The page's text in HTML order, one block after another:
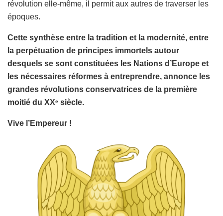
révolution elle-même, il permit aux autres de traverser les
époques.
Cette synthèse entre la tradition et la modernité, entre
la perpétuation de principes immortels autour
desquels se sont constituées les Nations d’Europe et
les nécessaires réformes à entreprendre, annonce les
grandes révolutions conservatrices de la première
moitié du XXe siècle.
Vive l’Empereur !